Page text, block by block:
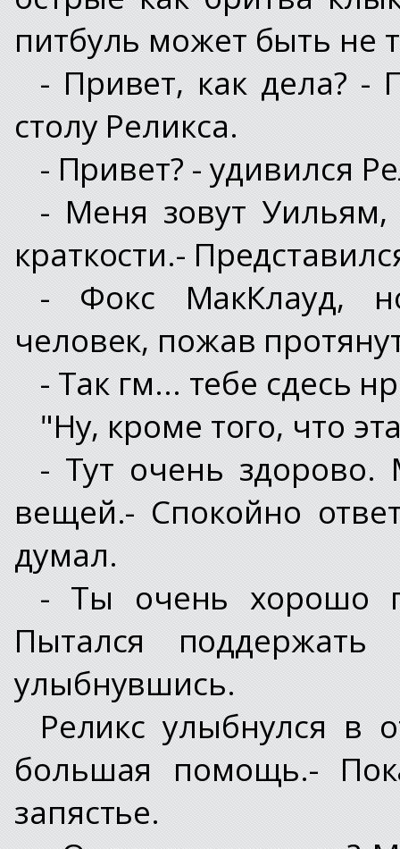
питбуль может быть не
- Привет, как дела? -
столу Реликса.
- Привет? - удивился
- Меня зовут
краткости.-
- Фокс МакКлауд,
человек, пожав
- Так гм... тебе сдесь
"Ну, кроме того, что
- Тут очень здорово.
вещей.- Спокойно
думал.
- Ты очень хорошо
Пытался поддержать
улыбнувшись.
Реликс улыбнулся в
большая помощь.-
запястье.